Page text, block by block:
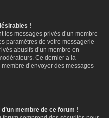
!
les messages privés d’un membre
paramètres de votre messagerie
abusifs d’un membre en
Ce dernier a la
d’envoyer des messages
membre de ce forum !